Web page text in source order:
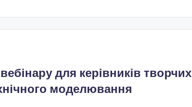
для керівників творчих
моделювання